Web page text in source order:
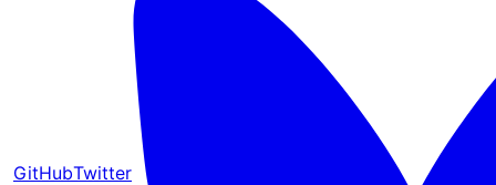
GitHubTwitter